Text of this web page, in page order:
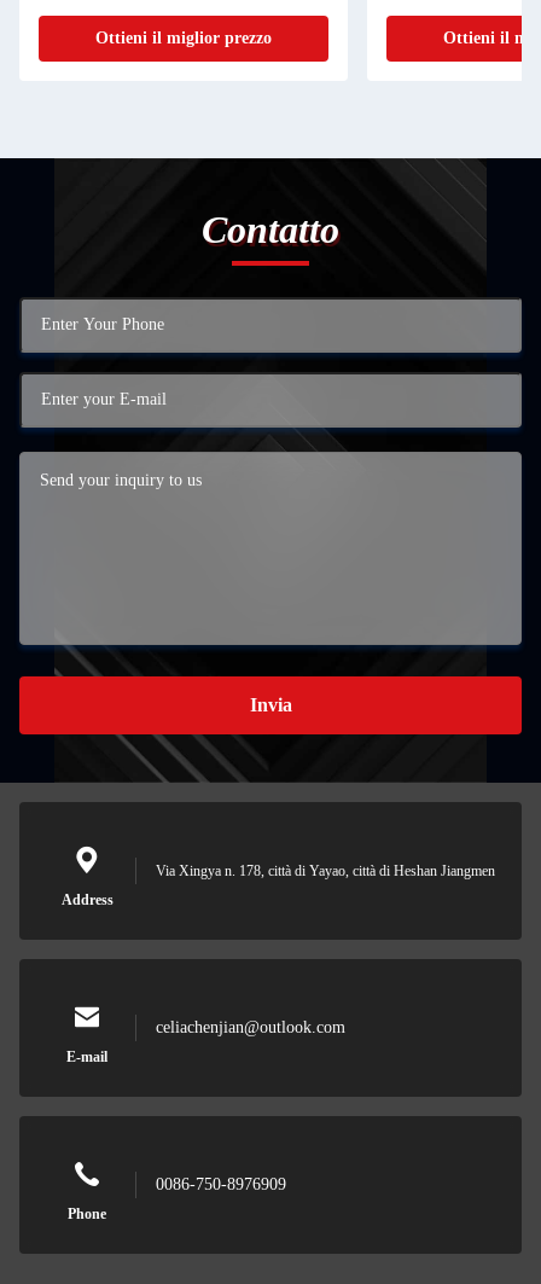
Ottieni il miglior prezzo Ottieni il
Contatto
Invia
Address
Via Xingya n. 178, città di Yayao, città di Heshan Jiangmen
E-mail
celiachenjian@outlook.com
Phone
0086-750-8976909